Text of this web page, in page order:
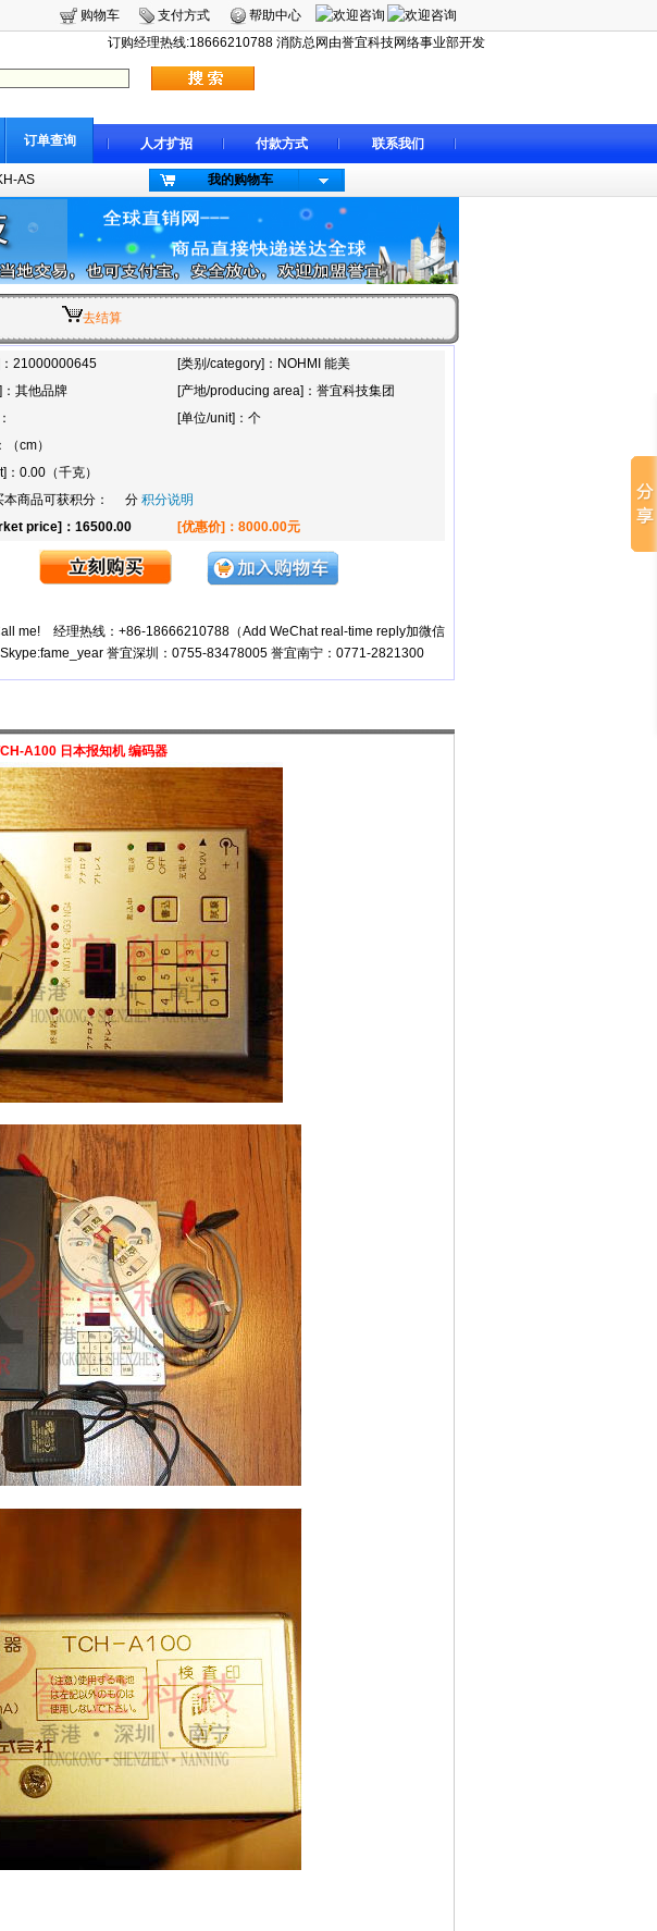
购物车 支付方式
帮助中心
订购经理热线:18666210788 消防总网由誉宜科技网络事业部开发
订单查询 人才扩招 付款方式 联系我们
AS 我的购物车
去结算
21000000645
[类别/category]：NOHMI 能美
其他品牌
[产地/producing area]：誉宜科技集团
[单位/unit]：个
cm）
：0.00（千克）
本商品可获积分： 分 积分说明
price]：16500.00
[优惠价]：8000.00元
经理热线：+86-18666210788（Add WeChat real-time reply加微信
誉宜深圳：0755-83478005 誉宜南宁：0771-2821300
A100 日本报知机 编码器